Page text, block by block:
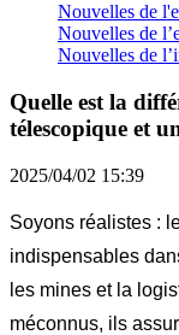
Nouvelles de
Nouvelles de
Nouvelles de
Quelle est la
télescopique et
2025/04/02 15:39
Soyons réalistes :
indispensables
les mines et la
méconnus, ils